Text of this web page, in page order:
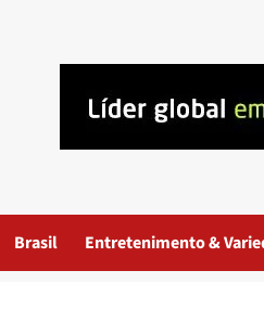
Brasil Entretenimento &